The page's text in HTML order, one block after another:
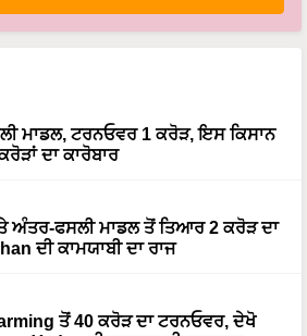
ਮਾਡਲ, ਟਰਨਓਵਰ 1 ਕਰੋੜ, ਇਸ ਕਿਸਾਨ
ਦਾ ਕਾਰੋਬਾਰ
ਅੰਤਰ-ਫਸਲੀ ਮਾਡਲ ਤੋਂ ਤਿਆਰ 2 ਕਰੋੜ ਦਾ
ਦੀ ਕਾਮਯਾਬੀ ਦਾ ਰਾਜ
ਤੋਂ 40 ਕਰੋੜ ਦਾ ਟਰਨਓਵਰ, ਦੇਖੋ